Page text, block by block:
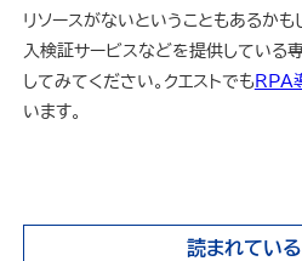
リソースがないということもあるかも
入検証サービスなどを提供している
してみてください。クエストでも RPA
います。
読まれてい